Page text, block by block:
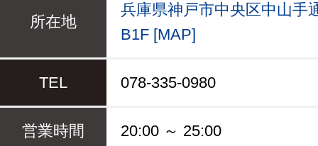
所在地
兵庫県神戸市中央区中山手
B1F [MAP]
TEL 078-335-0980
営業時間 20:00 ～ 25:00